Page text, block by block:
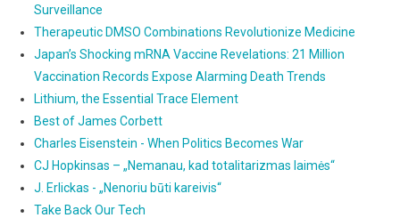
Surveillance
Therapeutic DMSO Combinations Revolutionize Medicine
Japan’s Shocking mRNA Vaccine Revelations: 21 Million
Vaccination Records Expose Alarming Death Trends
Lithium, the Essential Trace Element
Best of James Corbett
Charles Eisenstein - When Politics Becomes War
CJ Hopkinsas – „Nemanau, kad totalitarizmas laimės“
J. Erlickas - „Nenoriu būti kareivis“
Take Back Our Tech